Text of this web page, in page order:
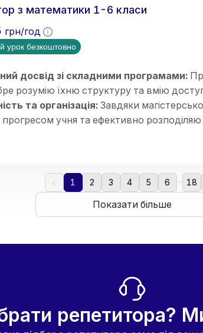
з математики 1-6 класи
грн/год
урок безкоштовно
досвід зі складними програмами:
розумію їхню структуру та вмію
та організація:Завдяки
учня та ефективно розподіляю
Вмію адаптувати
підтримка — це ключ до успіху.
< 1 2 3 4 5 6 ... 18
Показати більше
репетитора?